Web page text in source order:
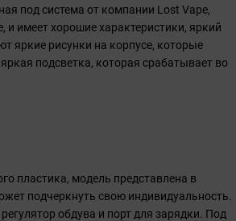
под система от компании Lost Vape,
имеет хорошие характеристики, яркий
яркие рисунки на корпусе, которые
подсветка, которая срабатывает во
пластика, модель представлена в
подчеркнуть свою индивидуальность.
обдува и порт для зарядки. Под